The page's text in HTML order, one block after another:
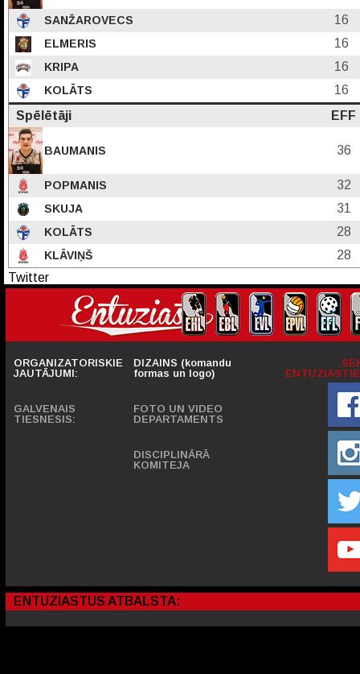
SANŽAROVECS 16
ELMERIS 16
KRIPA 16
KOLĀTS
16
Spēlētāji
EFF
BAUMANIS 36
POPMANIS 32
SKUJA 31
KOLĀTS 28
KLĀVIŅŠ
28
Twitter
ORGANIZATORISKIE
JAUTĀJUMI:
GALVENAIS
TIESNESIS:
DIZAINS (komandu
formas un logo)
FOTO UN VIDEO
DEPARTAMENTS
DISCIPLINĀRĀ
KOMITEJA
ENTUZIASTUS ATBALSTA: